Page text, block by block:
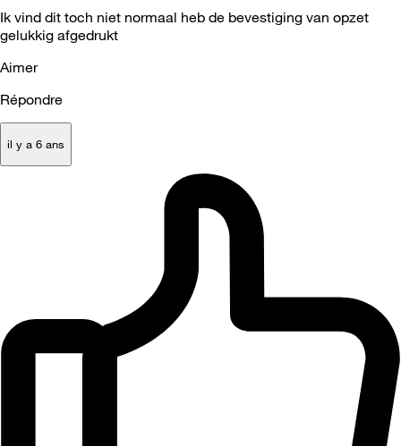
Ik vind dit toch niet normaal heb de bevestiging van opzet
gelukkig afgedrukt
Aimer
Répondre
il y a 6 ans